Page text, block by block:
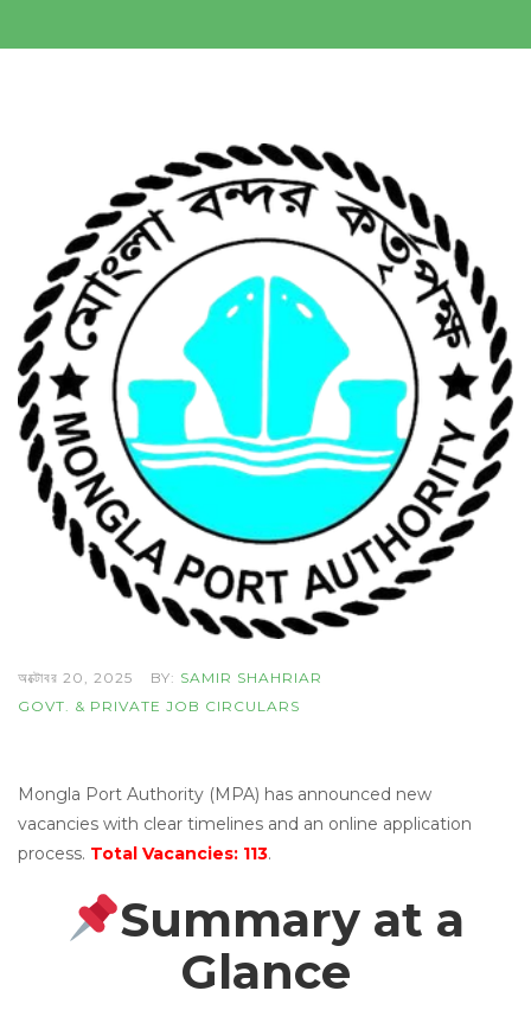
অক্টোবর 20, 2025 BY: SAMIR SHAHRIAR
GOVT. & PRIVATE JOB CIRCULARS
Mongla Port Authority (MPA) has announced new
vacancies with clear timelines and an online application
process. Total Vacancies: 113.
Summary at a
Glance